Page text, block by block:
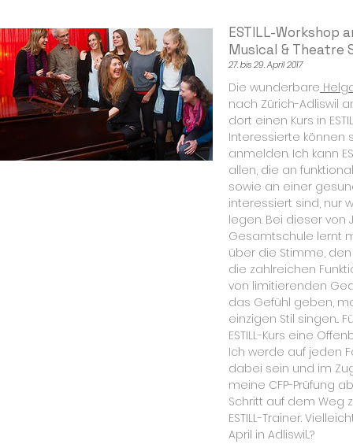
ESTILL-Workshop
Musical & Theatre
27. bis 29. April 2017
Die wunderbare
nach Zürich-Adliswil
dort einen Kurs in
Interessierte können
anmelden. Ich kann
allen, die an
sowie an einer
interessiert sind, nur
legen. Bei dieser von
Gesamtschule lernt
über die Stimme,
die zahlreichen
von limitierenden
das Gefühl geben,
einzigen Stil singen...
ESTILL-Kurs eine
Ich werde auf jeden
dabei sein und im
meine CFP-Prüfung
Schritt auf dem Weg
ESTILL-Trainer.
April in Adliswil...?